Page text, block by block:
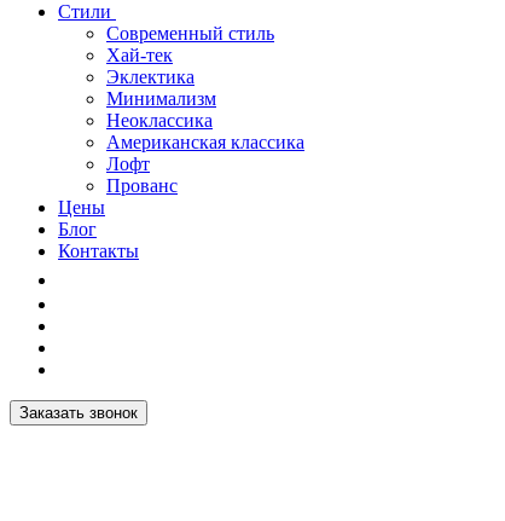
Стили
Современный стиль
Хай-тек
Эклектика
Минимализм
Неоклассика
Американская классика
Лофт
Прованс
Цены
Блог
Контакты
Заказать звонок